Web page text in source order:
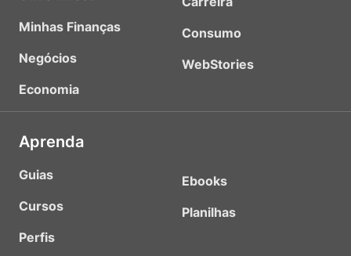
Minhas Finanças
Negócios
Economia
Consumo
WebStories
Aprenda
Guias
Cursos
Perfis
Ebooks
Planilhas